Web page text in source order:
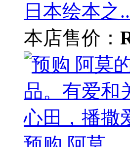
日本绘本之
本店售价：